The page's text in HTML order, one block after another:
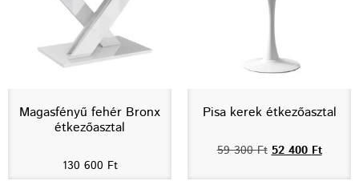
Magasfényű fehér Bronx
étkezőasztal
130 600 Ft
Pisa kerek étkezőasztal
59 300Ft 52 400Ft